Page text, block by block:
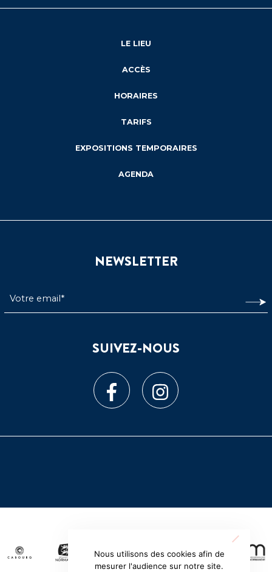
LE LIEU
ACCÈS
HORAIRES
TARIFS
EXPOSITIONS TEMPORAIRES
AGENDA
NEWSLETTER
SUIVEZ-NOUS
Nous utilisons des cookies afin de
mesurer l'audience sur notre site.